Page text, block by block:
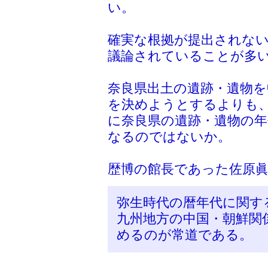
い。
確実な根拠が提出されな
議論されていることが多
奈良県出土の遺跡・遺物
を決めようとするよりも
に奈良県の遺跡・遺物の
なるのではないか。
歴博の館長であった佐原
弥生時代の暦年代に関
九州地方の中国・朝鮮
めるのが常道である。